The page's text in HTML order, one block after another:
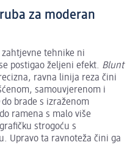
za moderan
tehnike ni
postigao željeni efekt. Blunt
ravna linija reza čini
samouvjerenom i
do brade s izraženom
ramena s malo više
strogoću s
Upravo ta ravnoteža čini ga